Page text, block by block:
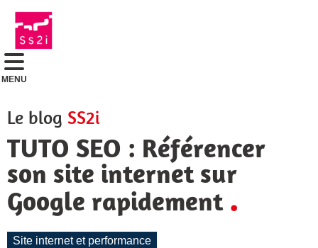
MENU
Le blog SS2i
TUTO SEO : Référencer
son site internet sur
Google rapidement .
Site internet et performance